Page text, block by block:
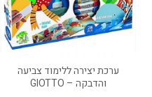
ערכת יצירה ללימוד צביעה
והדבקה – GIOTTO